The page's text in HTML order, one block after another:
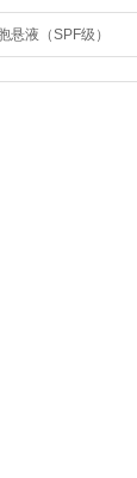
悬液（SPF级）